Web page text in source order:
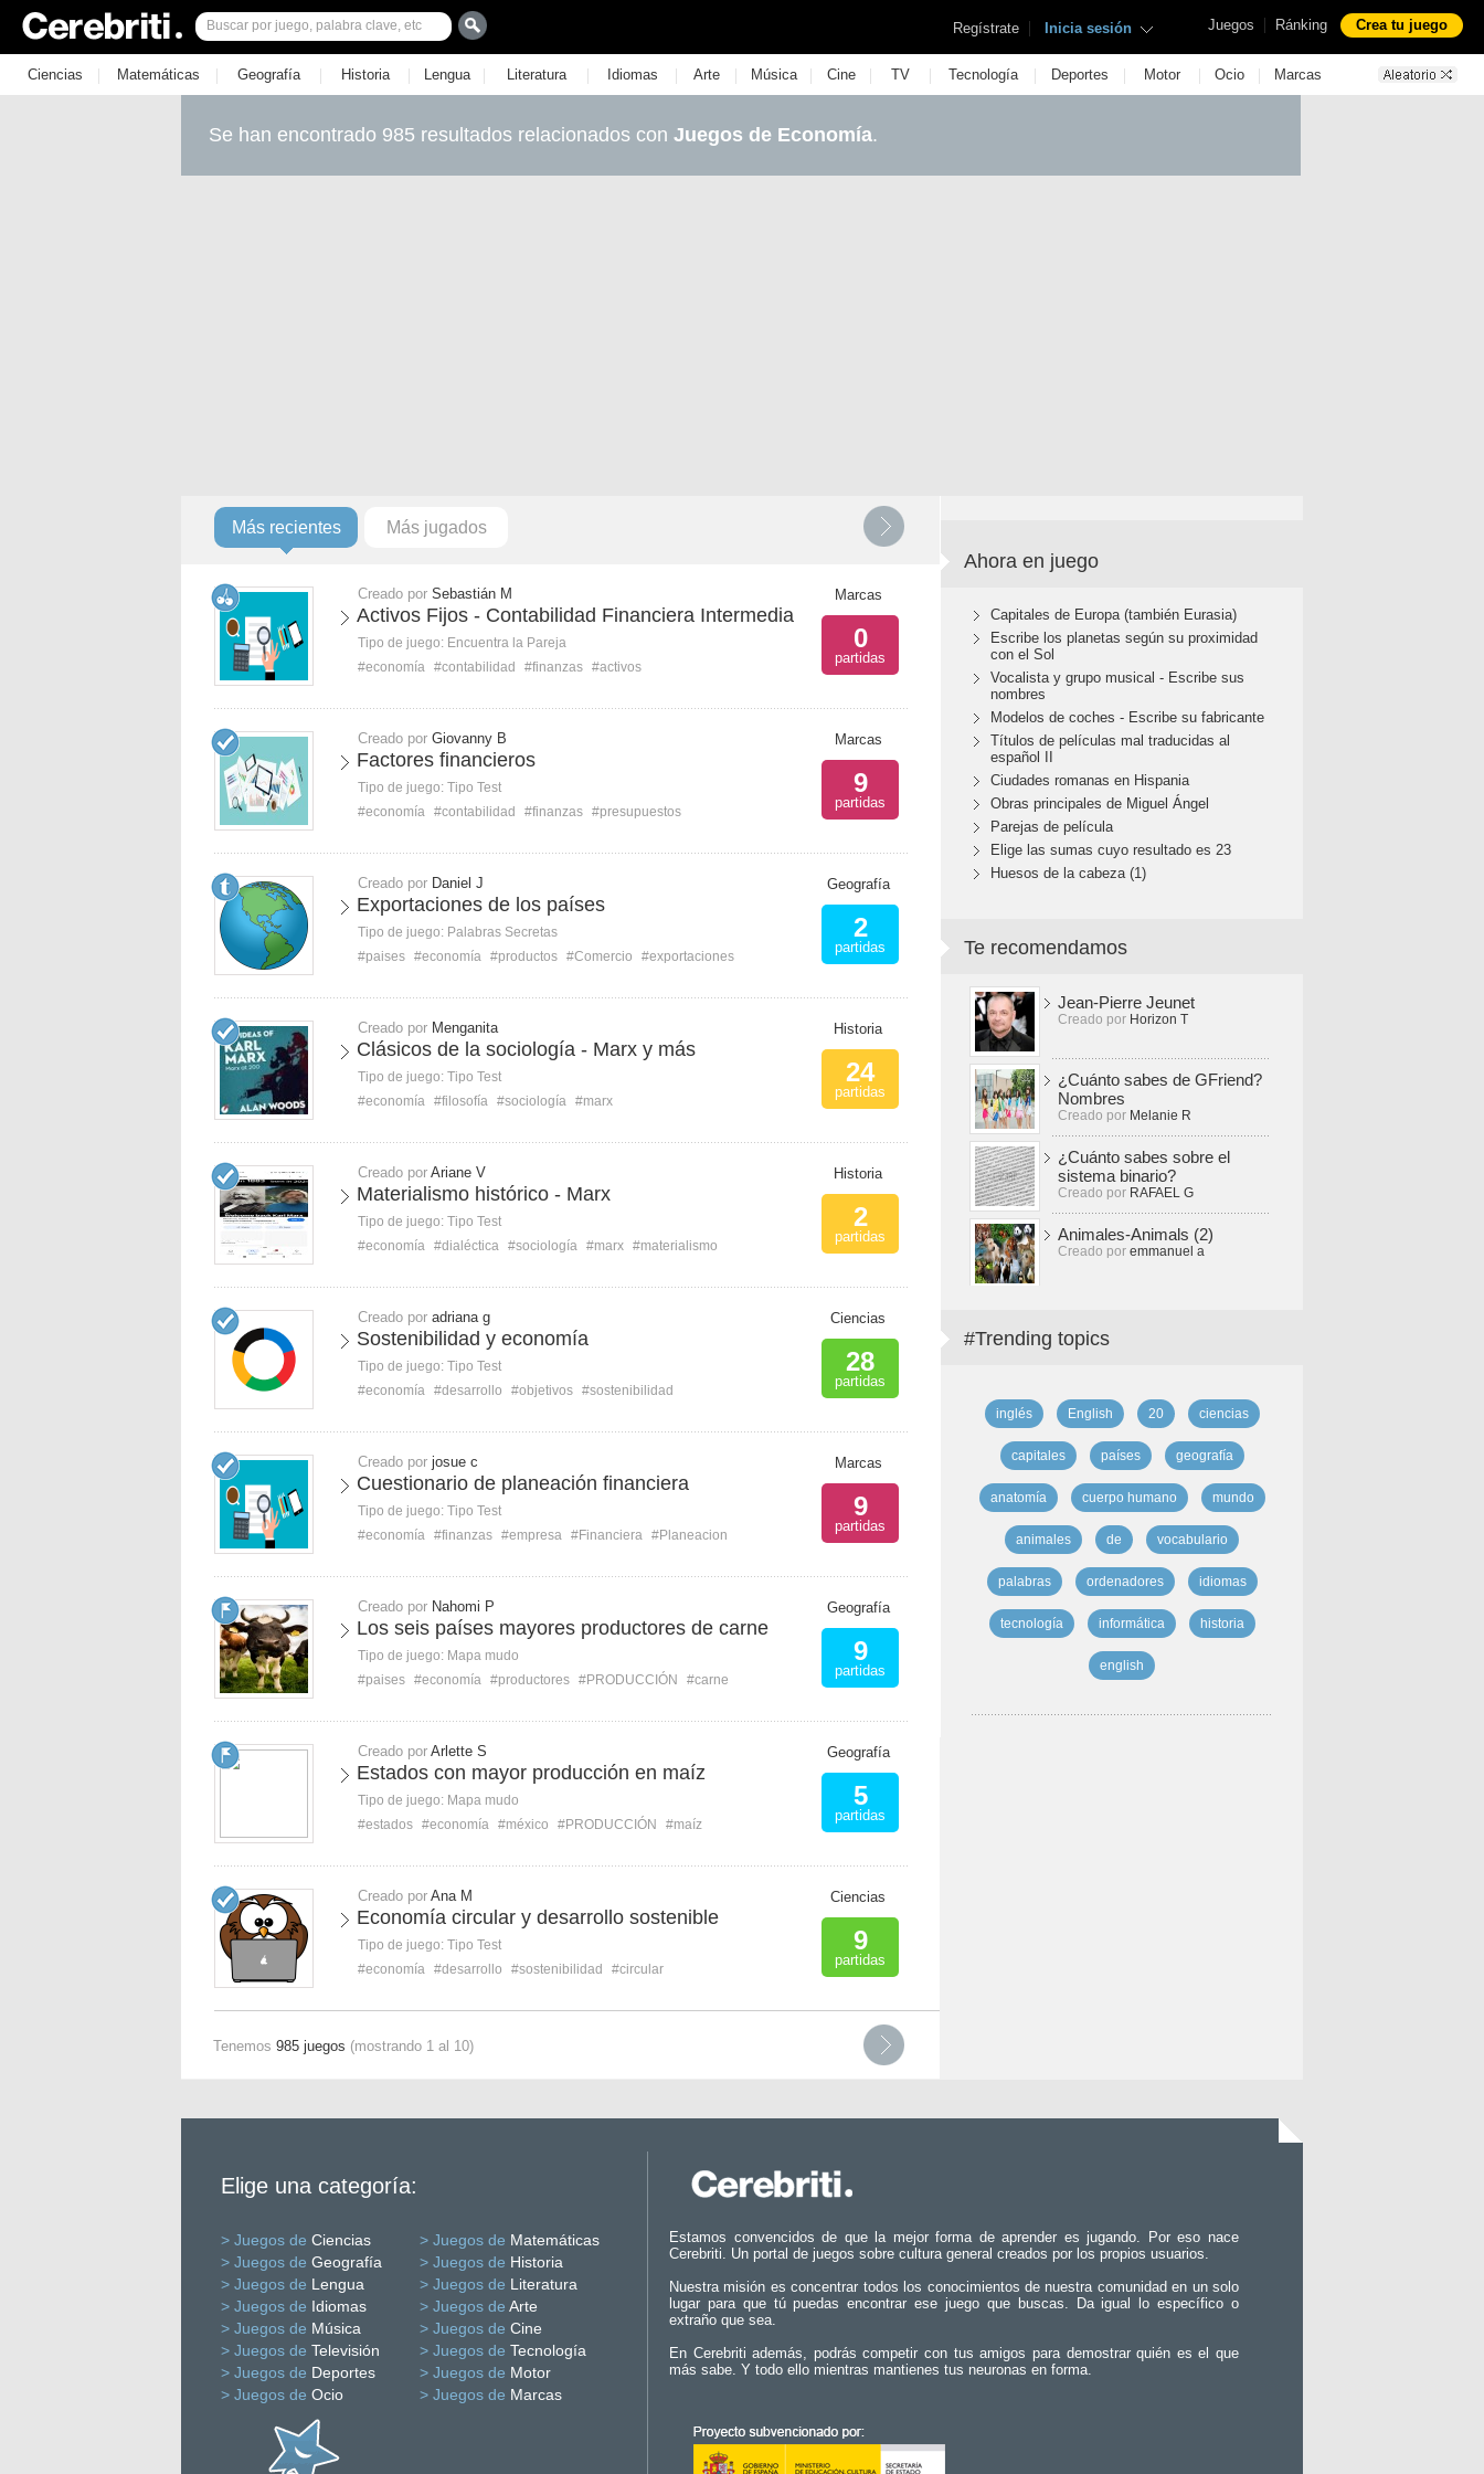
Juegos | Ránking Crea tu juego
Regístrate | Inicia sesión
Ciencias | Matemáticas | Geografía | Historia | Lengua | Literatura | Idiomas | Arte | Música | Cine | TV | Tecnología | Deportes | Motor | Ocio | Marcas
Se han encontrado 985 resultados relacionados con Juegos de Economía.
Más recientes Más jugados
Creado por Sebastián M
Activos Fijos - Contabilidad Financiera Intermedia
Tipo de juego: Encuentra la Pareja
#economía #contabilidad #finanzas #activos
Marcas
0
partidas
Creado por Giovanny B
Factores financieros
Tipo de juego: Tipo Test
#economía #contabilidad #finanzas #presupuestos
Marcas
9
partidas
Creado por Daniel J
Exportaciones de los países
Tipo de juego: Palabras Secretas
#paises #economía #productos #Comercio #exportaciones
Geografía
2
partidas
Creado por Menganita
Clásicos de la sociología - Marx y más
Tipo de juego: Tipo Test
#economía #filosofía #sociología #marx
Historia
24
partidas
Creado por Ariane V
Materialismo histórico - Marx
Tipo de juego: Tipo Test
#economía #dialéctica #sociología #marx #materialismo
Historia
2
partidas
Creado por adriana g
Sostenibilidad y economía
Tipo de juego: Tipo Test
#economía #desarrollo #objetivos #sostenibilidad
Ciencias
28
partidas
Creado por josue c
Cuestionario de planeación financiera
Tipo de juego: Tipo Test
#economía #finanzas #empresa #Financiera #Planeacion
Marcas
9
partidas
Creado por Nahomi P
Los seis países mayores productores de carne
Tipo de juego: Mapa mudo
#paises #economía #productores #PRODUCCIÓN #carne
Geografía
9
partidas
Creado por Arlette S
Estados con mayor producción en maíz
Tipo de juego: Mapa mudo
#estados #economía #méxico #PRODUCCIÓN #maíz
Geografía
5
partidas
Creado por Ana M
Economía circular y desarrollo sostenible
Tipo de juego: Tipo Test
#economía #desarrollo #sostenibilidad #circular
Ciencias
9
partidas
Tenemos 985 juegos (mostrando 1 al 10)
Ahora en juego
Capitales de Europa (también Eurasia)
Escribe los planetas según su proximidad
con el Sol
Vocalista y grupo musical - Escribe sus
nombres
Modelos de coches - Escribe su fabricante
Títulos de películas mal traducidas al
español II
Ciudades romanas en Hispania
Obras principales de Miguel Ángel
Parejas de película
Elige las sumas cuyo resultado es 23
Huesos de la cabeza (1)
Te recomendamos
Jean-Pierre Jeunet
Creado por Horizon T
¿Cuánto sabes de GFriend?
Nombres
Creado por Melanie R
¿Cuánto sabes sobre el
sistema binario?
Creado por RAFAEL G
Animales-Animals (2)
Creado por emmanuel a
#Trending topics
inglés English 20 ciencias
capitales países geografía
anatomía cuerpo humano mundo
animales de vocabulario
palabras ordenadores idiomas
tecnología informática historia
english
Elige una categoría:
> Juegos de Ciencias > Juegos de Matemáticas
> Juegos de Geografía > Juegos de Historia
> Juegos de Lengua > Juegos de Literatura
> Juegos de Idiomas > Juegos de Arte
> Juegos de Música > Juegos de Cine
> Juegos de Televisión > Juegos de Tecnología
> Juegos de Deportes > Juegos de Motor
> Juegos de Ocio > Juegos de Marcas
Estamos convencidos de que la mejor forma de aprender es jugando. Por eso nace
Cerebriti. Un portal de juegos sobre cultura general creados por los propios usuarios.
Nuestra misión es concentrar todos los conocimientos de nuestra comunidad en un solo
lugar para que tú puedas encontrar ese juego que buscas. Da igual lo específico o
extraño que sea.
En Cerebriti además, podrás competir con tus amigos para demostrar quién es el que
más sabe. Y todo ello mientras mantienes tus neuronas en forma.